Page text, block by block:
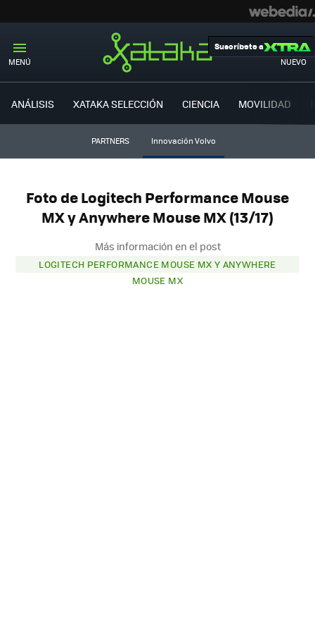
MENÚ NUEVO
Suscríbete a
ANÁLISIS XATAKA SELECCIÓN CIENCIA MOVILIDAD
PARTNERS Innovación Volvo
Foto de Logitech Performance Mouse
MX y Anywhere Mouse MX (13/17)
Más información en el post
LOGITECH PERFORMANCE MOUSE MX Y ANYWHERE
MOUSE MX